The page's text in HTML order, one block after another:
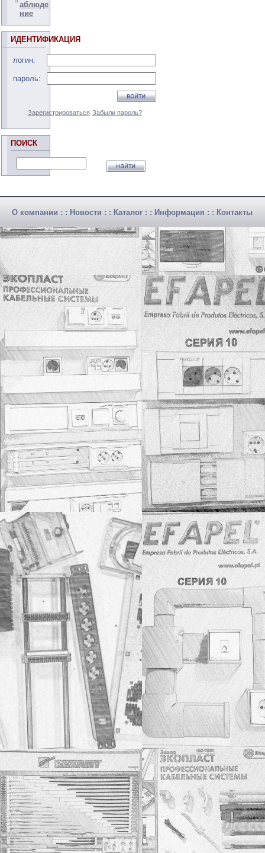
аблюде
ние
ИДЕНТИФИКАЦИЯ
логин:
пароль:
Зарегистрироваться Забыли пароль?
ПОИСК
О компании : : Новости : : Каталог : : Информация : : Контакты